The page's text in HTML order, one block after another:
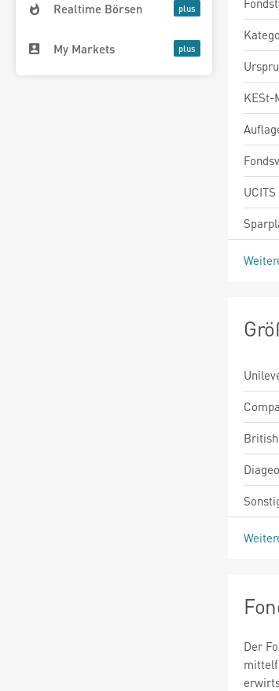
Realtime Börsen
My Markets
KESt-
UCITS
Diageo
Der